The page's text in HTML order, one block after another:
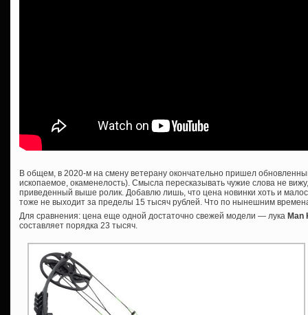
В общем, в 2020-м на смену ветерану окончательно пришел
ископаемое, окаменелость). Смысла пересказывать чужие слова не
приведенный выше ролик. Добавлю лишь, что цена новинки хоть и
тоже не выходит за пределы 15 тысяч рублей. Что по нынешним
Для сравнения: цена еще одной достаточно свежей модели — лука Man
составляет порядка 23 тысяч.